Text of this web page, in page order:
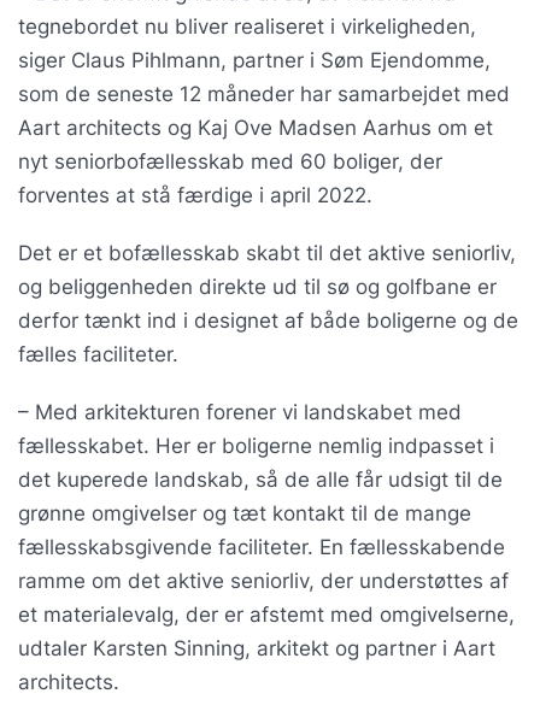
tegnebordet nu bliver realiseret i virkeligheden,
siger Claus Pihlmann, partner i Søm Ejendomme,
som de seneste 12 måneder har samarbejdet med
Aart architects og Kaj Ove Madsen Aarhus om et
nyt seniorbofællesskab med 60 boliger, der
forventes at stå færdige i april 2022.
Det er et bofællesskab skabt til det aktive seniorliv,
og beliggenheden direkte ud til sø og golfbane er
derfor tænkt ind i designet af både boligerne og de
fælles faciliteter.
– Med arkitekturen forener vi landskabet med
fællesskabet. Her er boligerne nemlig indpasset i
det kuperede landskab, så de alle får udsigt til de
grønne omgivelser og tæt kontakt til de mange
fællesskabsgivende faciliteter. En fællesskabende
ramme om det aktive seniorliv, der understøttes af
et materialevalg, der er afstemt med omgivelserne,
udtaler Karsten Sinning, arkitekt og partner i Aart
architects.